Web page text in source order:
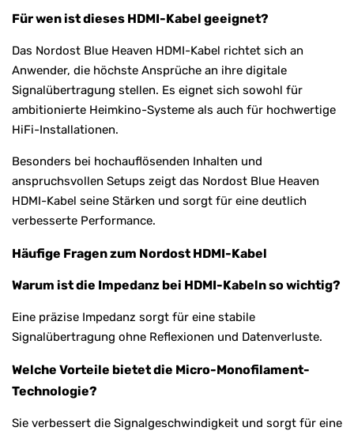
Für wen ist dieses HDMI-Kabel geeignet?
Das Nordost Blue Heaven HDMI-Kabel richtet sich an
Anwender, die höchste Ansprüche an ihre digitale
Signalübertragung stellen. Es eignet sich sowohl für
ambitionierte Heimkino-Systeme als auch für hochwertige
HiFi-Installationen.
Besonders bei hochauflösenden Inhalten und
anspruchsvollen Setups zeigt das Nordost Blue Heaven
HDMI-Kabel seine Stärken und sorgt für eine deutlich
verbesserte Performance.
Häufige Fragen zum Nordost HDMI-Kabel
Warum ist die Impedanz bei HDMI-Kabeln so wichtig?
Eine präzise Impedanz sorgt für eine stabile
Signalübertragung ohne Reflexionen und Datenverluste.
Welche Vorteile bietet die Micro-Monofilament-
Technologie?
Sie verbessert die Signalgeschwindigkeit und sorgt für eine